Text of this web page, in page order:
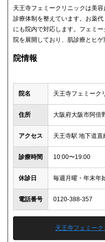
天王寺フェミークリニックは美
診療体制を整えています。お薬
にも院内で対応します。フェミ
院を展開しており、肌診療とヒ
院情報
院名 天王寺フェミーク
住所 大阪府大阪市阿倍
アクセス 天王寺駅 地下道直
診療時間 10:00〜19:00
休診日 毎週月曜・年末年
電話番号 0120-388-357
天王寺フェミー